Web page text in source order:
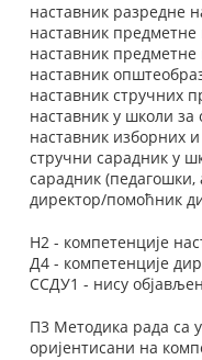
наставник разредне
наставник
наставник предметне
наставник
наставник стручних
наставник у школи
наставник изборних
стручни сарадник у
сарадник
директор/помоћник
Н2 - компетенције
Д4 - компетенције
ССДУ1 - нису
П3 Методика рада са
оријентисани на